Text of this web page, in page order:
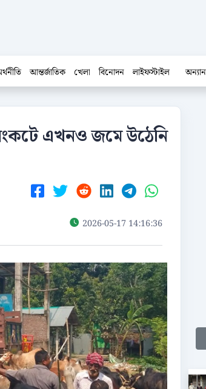
আন্তর্জাতিক খেলা বিনোদন লাইফস্টাইল
এখনও জমে উঠেনি
2026-05-17 14:16:36